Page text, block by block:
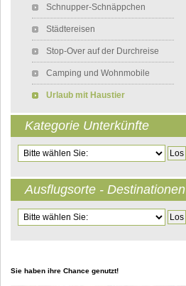
Schnupper-Schnäppchen
Städtereisen
Stop-Over auf der Durchreise
Camping und Wohnmobile
Urlaub mit Haustier
Kategorie Unterkünfte
Zielseite
Ausflugsorte - Destinationen
Zielseite
Sie haben ihre Chance genutzt!